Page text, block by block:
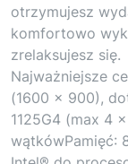
otrzymujesz
komfortowo
zrelaksujesz się.
Najważniejsze
(1600 x 900),
1125G4 (max 4
wątkówPamięć: